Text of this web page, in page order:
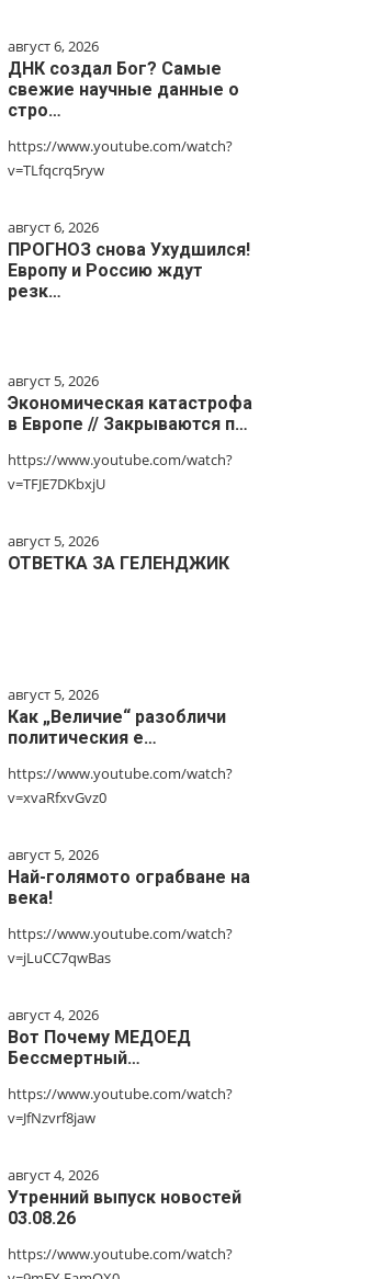
август 6, 2026
ДНК создал Бог? Самые
свежие научные данные о
стро…
https://www.youtube.com/watch?
v=TLfqcrq5ryw
август 6, 2026
ПРОГНОЗ снова Ухудшился!
Европу и Россию ждут
резк…
август 5, 2026
Экономическая катастрофа
в Европе // Закрываются п…
https://www.youtube.com/watch?
v=TFJE7DKbxjU
август 5, 2026
ОТВЕТКА ЗА ГЕЛЕНДЖИК
август 5, 2026
Как „Величие“ разобличи
политическия е…
https://www.youtube.com/watch?
v=xvaRfxvGvz0
август 5, 2026
Най-голямото ограбване на
века!
https://www.youtube.com/watch?
v=jLuCC7qwBas
август 4, 2026
Вот Почему МЕДОЕД
Бессмертный…
https://www.youtube.com/watch?
v=JfNzvrf8jaw
август 4, 2026
Утренний выпуск новостей
03.08.26
https://www.youtube.com/watch?